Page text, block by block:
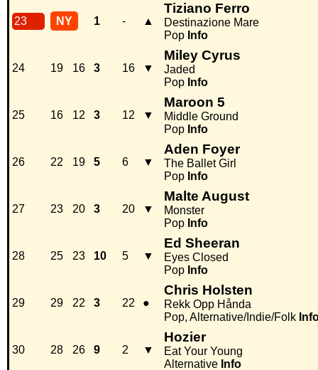
23 NY 1 - ▲
Tiziano Ferro
Destinazione Mare
Pop Info
24 19 16 3 16 ▼
Miley Cyrus
Jaded
Pop Info
25 16 12 3 12 ▼
Maroon 5
Middle Ground
Pop Info
26 22 19 5 6 ▼
Aden Foyer
The Ballet Girl
Pop Info
27 23 20 3 20 ▼
Malte August
Monster
Pop Info
28 25 23 10 5 ▼
Ed Sheeran
Eyes Closed
Pop Info
29 29 22 3 22 ●
Chris Holsten
Rekk Opp Hånda
Pop, Alternative/Indie/Folk
30 28 26 9 2 ▼
Hozier
Eat Your Young
Alternative Info